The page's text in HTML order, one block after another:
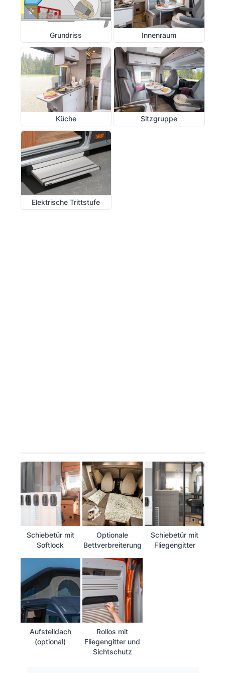
Grundriss Innenraum
Küche Sitzgruppe
Elektrische Trittstufe
Schiebetür mit
Softlock
Optionale
Bettverbreiterung
Schiebetür mit
Fliegengitter
Aufstelldach
(optional)
Rollos mit
Fliegengitter und
Sichtschutz